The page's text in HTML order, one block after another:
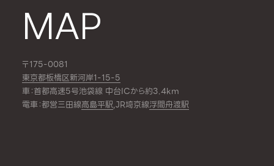
MAP
〒175-0081
東京都板橋区新河岸1-15-5
車：首都高速5号池袋線 中台ICから約3.4km
電車：都営三田線高島平駅,JR埼京線浮間舟渡駅